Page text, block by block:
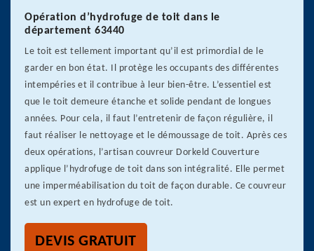
Opération d’hydrofuge de toit dans le
département 63440
Le toit est tellement important qu’il est primordial de le
garder en bon état. Il protège les occupants des différentes
intempéries et il contribue à leur bien-être. L’essentiel est
que le toit demeure étanche et solide pendant de longues
années. Pour cela, il faut l’entretenir de façon régulière, il
faut réaliser le nettoyage et le démoussage de toit. Après ces
deux opérations, l’artisan couvreur Dorkeld Couverture
applique l’hydrofuge de toit dans son intégralité. Elle permet
une imperméabilisation du toit de façon durable. Ce couvreur
est un expert en hydrofuge de toit.
DEVIS GRATUIT